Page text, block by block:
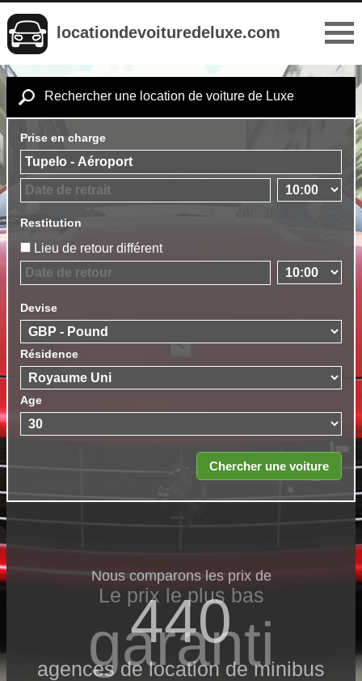
locationdevoituredeluxe.com
Rechercher une location de voiture de Luxe
Prise en charge
Restitution
Lieu de retour différent
Devise
Résidence
Age
Nous comparons les prix de
440
agences de location de minibus
Le prix le​ plus bas
garanti